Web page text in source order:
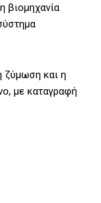
βιομηχανία
ζύμωση και η
με καταγραφή